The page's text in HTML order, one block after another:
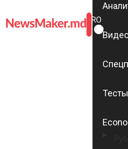
ROMÂNĂ
RU
Тесты